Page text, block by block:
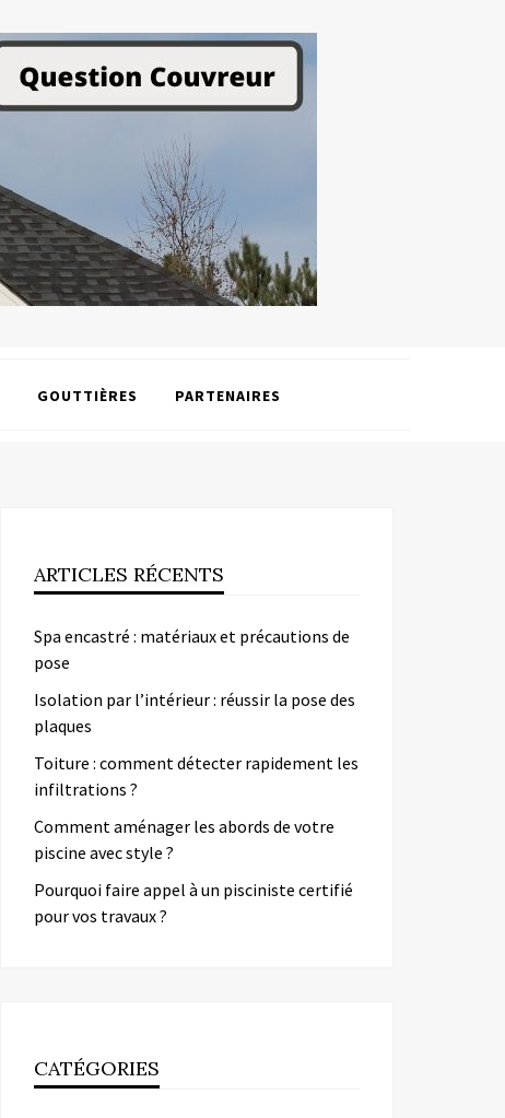
GOUTTIÈRES PARTENAIRES
ARTICLES RÉCENTS
Spa encastré : matériaux et précautions de
pose
Isolation par l’intérieur : réussir la pose des
plaques
Toiture : comment détecter rapidement les
infiltrations ?
Comment aménager les abords de votre
piscine avec style ?
Pourquoi faire appel à un pisciniste certifié
pour vos travaux ?
CATÉGORIES